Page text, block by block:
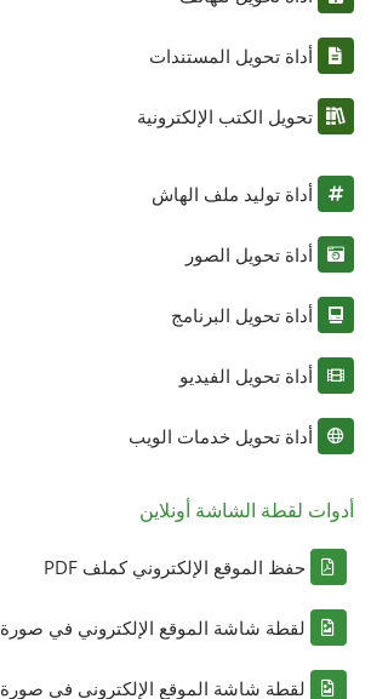
أداة تحويل المستندات
تحويل الكتب الإلكترونية
أداة توليد ملف الهاش
أداة تحويل الصور
أداة تحويل البرنامج
أداة تحويل الفيديو
أداة تحويل خدمات الويب
أدوات لقطة الشاشة أونلاين
حفظ الموقع الإلكتروني كملف PDF
لقطة شاشة الموقع الإلكتروني في صورة JPG
لقطة شاشة الموقع الإلكتروني في صورة PNG